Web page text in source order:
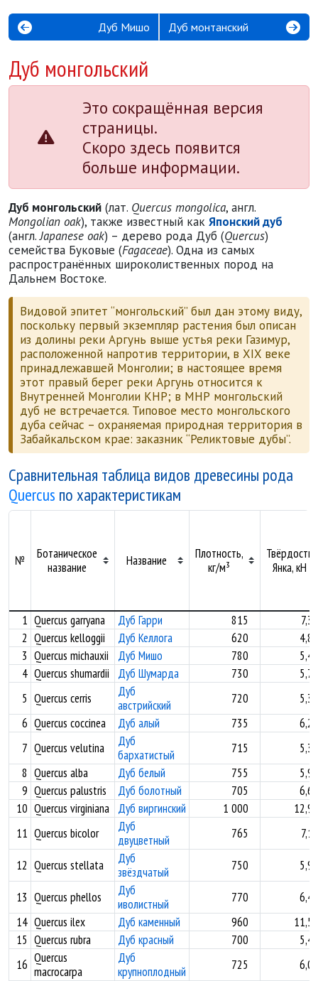
Дуб Мишо Дуб монтанский
Дуб монгольский
Это сокращённая версия
страницы.
Скоро здесь появится
больше информации.
Дуб монгольский (лат. Quercus mongolica, англ.
Mongolian oak), также известный как Японский дуб
(англ.Japanese oak) – дерево рода Дуб (Quercus)
семейства Буковые (Fagaceae). Одна из самых
распространённых широколиственных пород на
Дальнем Востоке.
Видовой эпитет “монгольский” был дан этому виду,
поскольку первый экземпляр растения был описан
из долины реки Аргунь выше устья реки Газимур,
расположенной напротив территории, в XIX веке
принадлежавшей Монголии; в настоящее время
этот правый берег реки Аргунь относится к
Внутренней Монголии КНР; в МНР монгольский
дуб не встречается. Типовое место монгольского
дуба сейчас – охраняемая природная территория в
Забайкальском крае: заказник “Реликтовые дубы”.
Сравнительная таблица видов древесины рода
Quercus по характеристикам
№
Ботаническое
название
Название
Плотность,
кг/м³
Твёрдость
Янка, кН
1 Quercus garryana Дуб Гарри 815
7,31
2 Quercus kelloggii Дуб Келлога 620
4,84
3 Quercus michauxii Дуб Мишо 780
5,46
4 Quercus shumardii Дуб Шумарда 730
5,75
5 Quercus cerris
Дуб
австрийский
720
5,34
6 Quercus coccinea Дуб алый 735
6,23
7 Quercus velutina
Дуб
бархатистый
715
5,38
8 Quercus alba Дуб белый 755
5,99
9 Quercus palustris Дуб болотный 705
6,65
10 Quercus virginiana Дуб виргинский 1 000
12,92
11 Quercus bicolor
Дуб
двуцветный
765 7,14
12 Quercus stellata
Дуб
звёздчатый
750 5,99
13 Quercus phellos
Дуб
иволистный
770
6,49
14 Quercus ilex Дуб каменный 960
11,52
15 Quercus rubra Дуб красный 700
5,43
16 Quercus
macrocarpa
Дуб
крупноплодный
725 6,03